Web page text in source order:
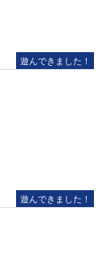
遊んできました！
遊んできました！